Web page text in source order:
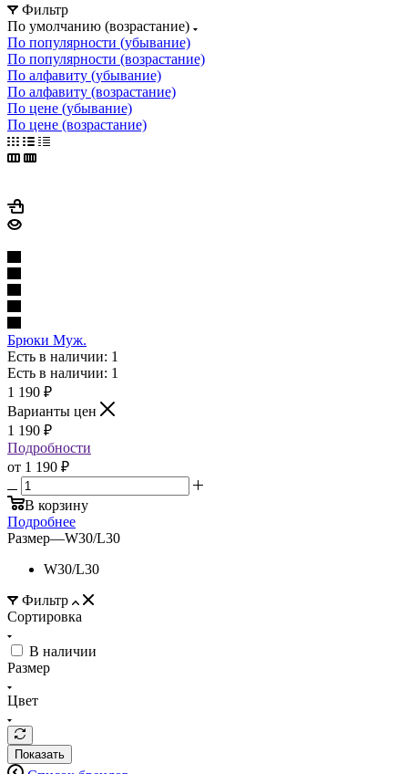
Фильтр
По умолчанию (возрастание)
По популярности (убывание)
По популярности (возрастание)
По алфавиту (убывание)
По алфавиту (возрастание)
По цене (убывание)
По цене (возрастание)
Брюки Муж.
Есть в наличии: 1
Есть в наличии: 1
1 190 ₽
Варианты цен
1 190 ₽
Подробности
от 1 190 ₽
В корзину
Подробнее
Размер—W30/L30
W30/L30
Фильтр
Сортировка
В наличии
Размер
Цвет
Показать